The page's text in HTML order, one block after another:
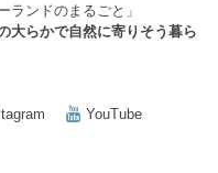
ランドのまるごと」
大らかで自然に寄りそう暮ら
YouTube